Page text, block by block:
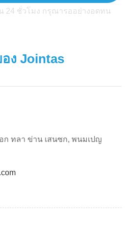
24 ชั่วโมง กรุณารออย่างอดทน
ง Jointas
ก ทลา ข่าน เสนซก, พนมเปญ